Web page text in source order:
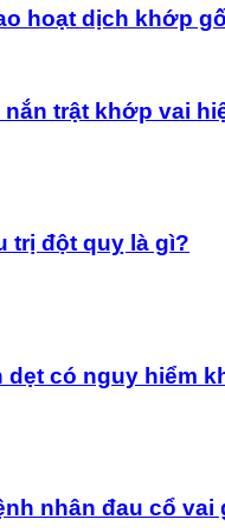
hoạt dịch khớp
trật khớp vai
trị đột quỵ là gì?
dẹt có nguy hiểm
nhân đau cổ vai